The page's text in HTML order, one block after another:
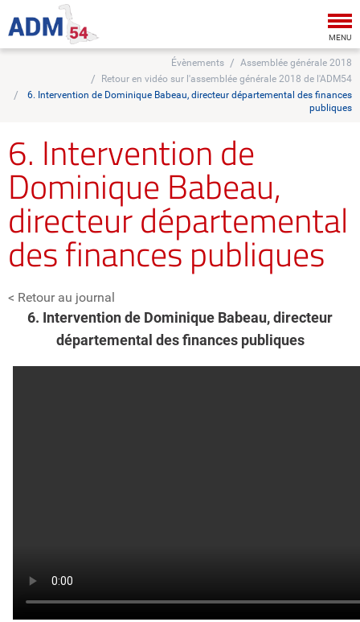
MENU
Évènements
Assemblée générale 2018
Retour en vidéo sur l'assemblée générale 2018 de l'ADM54
6. Intervention de Dominique Babeau, directeur départemental des finances
publiques
6. Intervention de
Dominique Babeau,
directeur départemental
des finances publiques
< Retour au journal
6. Intervention de Dominique Babeau, directeur
départemental des finances publiques